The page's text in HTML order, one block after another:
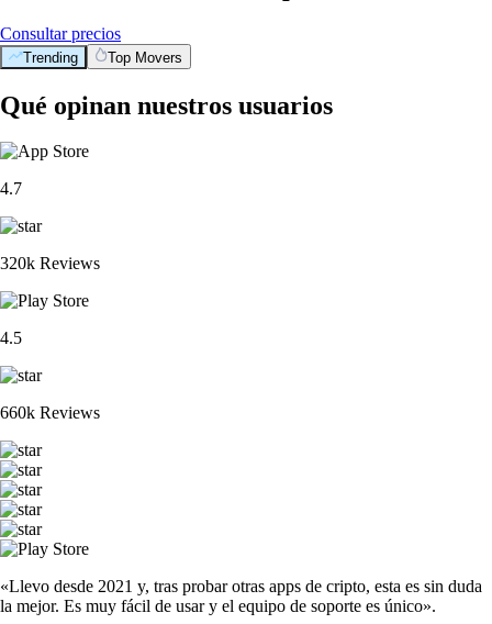
Consultar precios
Trending Top Movers
Qué opinan nuestros usuarios
4.7
320k Reviews
4.5
660k Reviews
«Llevo desde 2021 y, tras probar otras apps de cripto, esta es sin duda
la mejor. Es muy fácil de usar y el equipo de soporte es único».